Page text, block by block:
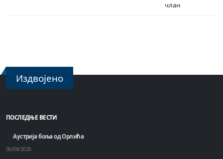
члан
Издвојено
ПОСЛЕДЊЕ ВЕСТИ
Аустрија боља од Орлића
06/08/2026